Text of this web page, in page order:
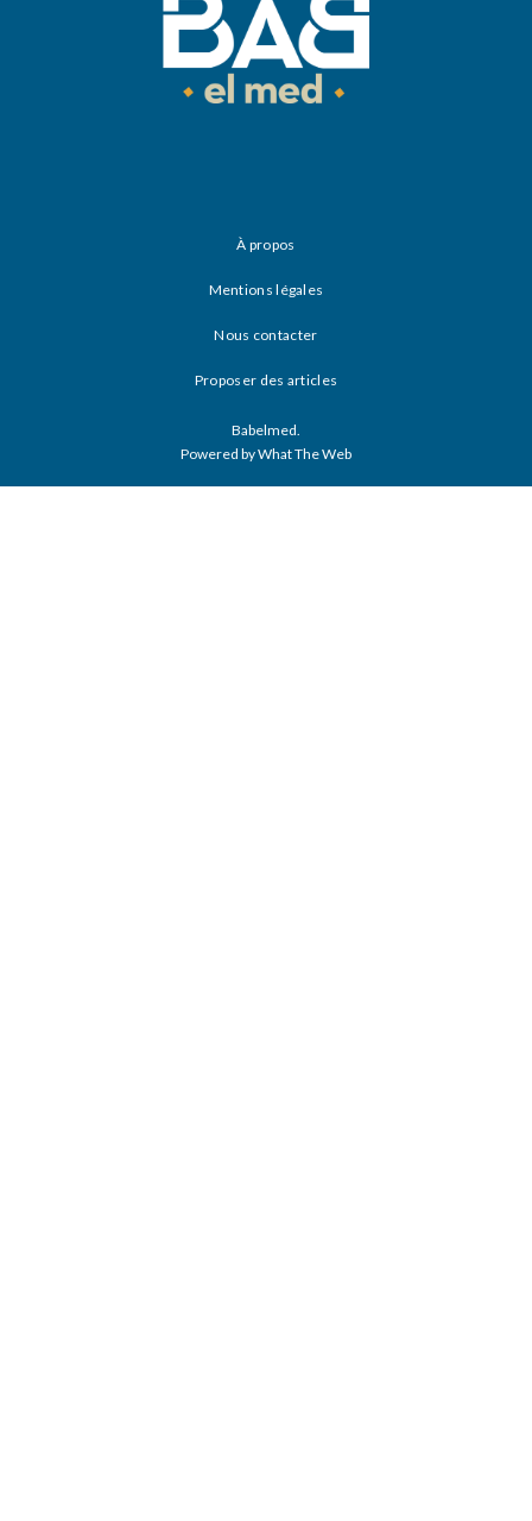
À propos
Mentions légales
Nous contacter
Proposer des articles
Babelmed.
Powered by What The Web